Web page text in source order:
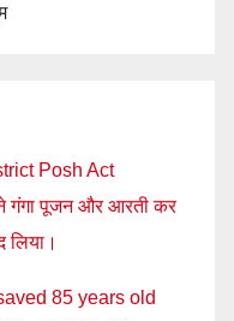
Posh Act
गंगा पूजन और आरती कर
लिया।
85 years old